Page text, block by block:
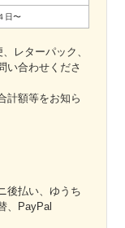
日〜
レターパック、
い合わせくださ
計額等をお知ら
後払い、ゆうち
、PayPal